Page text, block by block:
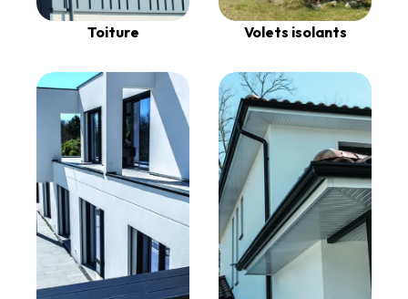
Toiture Volets isolants